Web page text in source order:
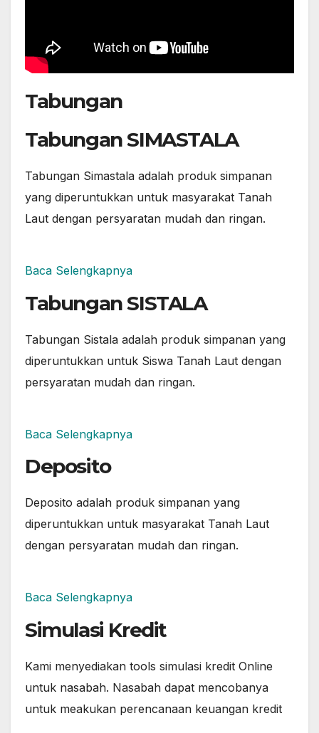
Tabungan
Tabungan SIMASTALA
Tabungan Simastala adalah produk simpanan
yang diperuntukkan untuk masyarakat Tanah
Laut dengan persyaratan mudah dan ringan.
Baca Selengkapnya
Tabungan SISTALA
Tabungan Sistala adalah produk simpanan yang
diperuntukkan untuk Siswa Tanah Laut dengan
persyaratan mudah dan ringan.
Baca Selengkapnya
Deposito
Deposito adalah produk simpanan yang
diperuntukkan untuk masyarakat Tanah Laut
dengan persyaratan mudah dan ringan.
Baca Selengkapnya
Simulasi Kredit
Kami menyediakan tools simulasi kredit Online
untuk nasabah. Nasabah dapat mencobanya
untuk meakukan perencanaan keuangan kredit